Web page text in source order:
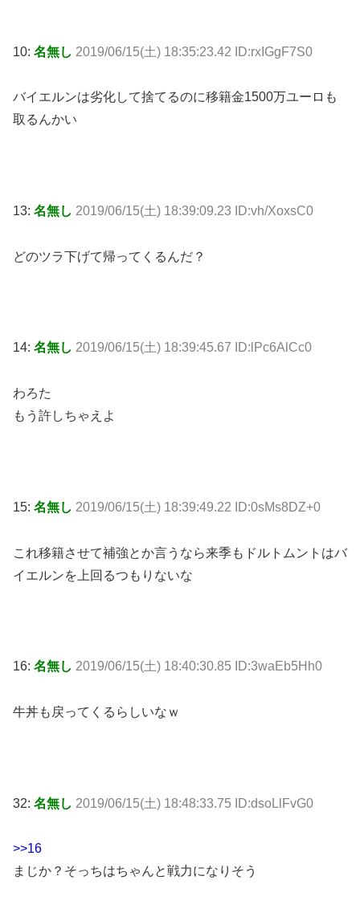
10: 名無し 2019/06/15(土) 18:35:23.42 ID:rxIGgF7S0
バイエルンは劣化して捨てるのに移籍金1500万ユーロも
取るんかい
13: 名無し 2019/06/15(土) 18:39:09.23 ID:vh/XoxsC0
どのツラ下げて帰ってくるんだ？
14: 名無し 2019/06/15(土) 18:39:45.67 ID:lPc6AlCc0
わろた
もう許しちゃえよ
15: 名無し 2019/06/15(土) 18:39:49.22 ID:0sMs8DZ+0
これ移籍させて補強とか言うなら来季もドルトムントはバ
イエルンを上回るつもりないな
16: 名無し 2019/06/15(土) 18:40:30.85 ID:3waEb5Hh0
牛丼も戻ってくるらしいなｗ
32: 名無し 2019/06/15(土) 18:48:33.75 ID:dsoLlFvG0
>>16
まじか？そっちはちゃんと戦力になりそう